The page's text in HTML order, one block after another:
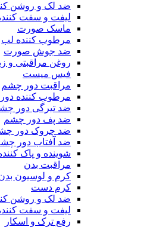
ضد لک و روشن
لیفت و سفت
ماسک صورت
مرطوب کننده لب
ضد جوش صورت
روغن مراقبتی و
فیس میست
مراقبت دور چشم
مرطوب کننده
ضد تیرگی دور
ضد پف دور چشم
ضد چروک دور
ضد آفتاب دور
شوینده و پاک
مراقبت بدن
کرم و لوسیون
کرم دست
ضد لک و روشن
لیفت و سفت
رفع ترک و اسکار